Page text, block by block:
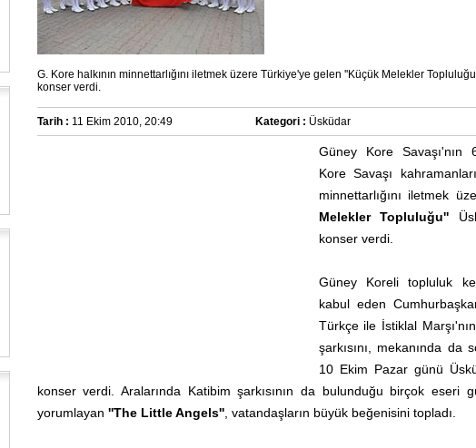
G. Kore halkının minnettarlığını iletmek üzere Türkiye'ye gelen ''Küçük Melekler
konser verdi.
Tarih : 11 Ekim 2010, 20:49 Kategori : Üsküdar
Güney Kore Savaşı'nın
Kore Savaşı
minnettarlığını iletmek
Melekler Topluluğu''
konser verdi.
Güney Koreli topluluk
kabul eden
Türkçe ile İstiklal
şarkısını, mekanında
10 Ekim Pazar günü
konser verdi. Aralarında Katibim şarkısının da bulunduğu birçok eseri
yorumlayan ''The Little Angels'', vatandaşların büyük beğenisini topladı.